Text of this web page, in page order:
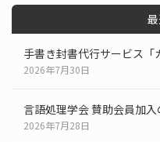
手書き封書代行サービス「
2026年7月30日
言語処理学会 賛助会員加
2026年7月28日